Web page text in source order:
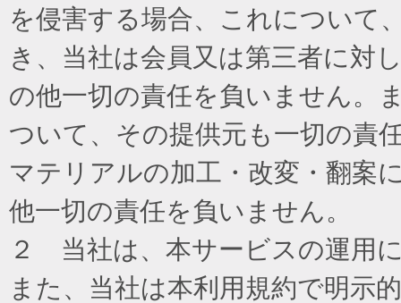
を侵害する場合、これについて
き、当社は会員又は第三者に対
の他一切の責任を負いません。
ついて、その提供元も一切の責
マテリアルの加工・改変・翻案
他一切の責任を負いません。
２ 当社は、本サービスの運用
また、当社は本利用規約で明示